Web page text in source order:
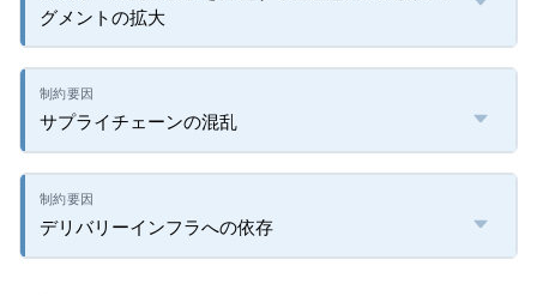
グメントの拡大
サプライチェーンの混乱
デリバリーインフラへの依存